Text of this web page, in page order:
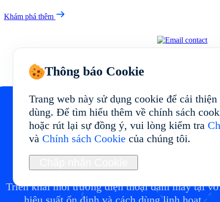
Khám phá thêm
Bắt đầu điện thoại đám
mây của bạn tại
Triển khai môi trường điện thoại đám mây tại
Thông báo Cookie
Trang web này sử dụng cookie để cải
dùng. Để tìm hiểu thêm về chính sách
hoặc rút lại sự đồng ý, vui lòng kiểm tra
và Chính sách Cookie của chúng tôi.